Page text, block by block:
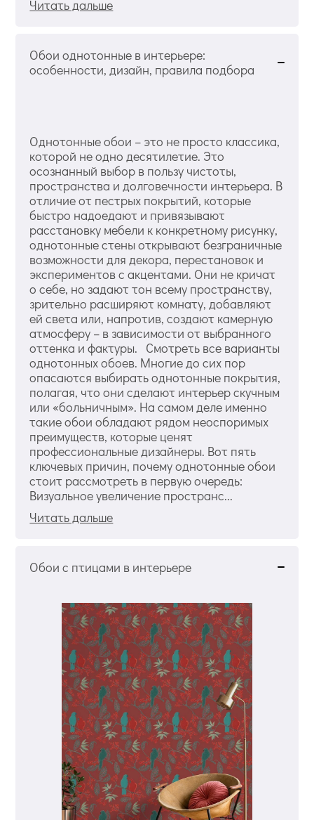
Читать дальше
Обои однотонные в интерьере:
особенности, дизайн, правила подбора
Однотонные обои – это не просто классика,
которой не одно десятилетие. Это
осознанный выбор в пользу чистоты,
пространства и долговечности интерьера. В
отличие от пестрых покрытий, которые
быстро надоедают и привязывают
расстановку мебели к конкретному рисунку,
однотонные стены открывают безграничные
возможности для декора, перестановок и
экспериментов с акцентами. Они не кричат
о себе, но задают тон всему пространству,
зрительно расширяют комнату, добавляют
ей света или, напротив, создают камерную
атмосферу – в зависимости от выбранного
оттенка и фактуры. Смотреть все варианты
однотонных обоев. Многие до сих пор
опасаются выбирать однотонные покрытия,
полагая, что они сделают интерьер скучным
или «больничным». На самом деле именно
такие обои обладают рядом неоспоримых
преимуществ, которые ценят
профессиональные дизайнеры. Вот пять
ключевых причин, почему однотонные обои
стоит рассмотреть в первую очередь:
Визуальное увеличение пространс...
Читать дальше
Обои с птицами в интерьере